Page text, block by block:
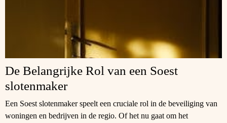
De Belangrijke Rol van een Soest
slotenmaker
Een Soest slotenmaker speelt een cruciale rol in de beveiliging van
woningen en bedrijven in de regio. Of het nu gaat om het